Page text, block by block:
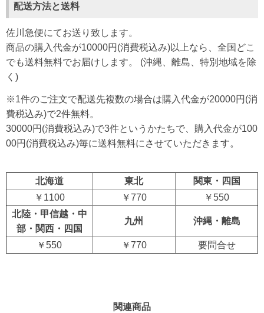
配送方法と送料
佐川急便にてお送り致します。
商品の購入代金が10000円(消費税込み)以上なら、全国どこ
でも送料無料でお届けします。 (沖縄、離島、特別地域を除
く)
※1件のご注文で配送先複数の場合は購入代金が20000円(消
費税込み)で2件無料。
30000円(消費税込み)で3件というかたちで、購入代金が100
00円(消費税込み)毎に送料無料にさせていただきます。
北海道 東北
関東・四国
￥1100
￥770
￥550
北陸・甲信越・中
部・関西・四国
九州 沖縄・離島
￥550 ￥770 要問合せ
関連商品